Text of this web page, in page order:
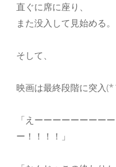
直ぐに席に座り、
また没入して見始める。
そして、
映画は最終段階に突入
「えーーーーーーーー
ー！！！！」